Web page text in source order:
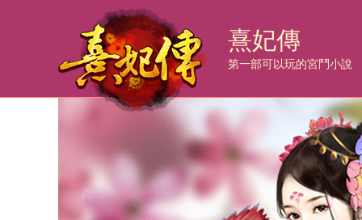
熹妃傳
第一部可以玩的宮鬥小說